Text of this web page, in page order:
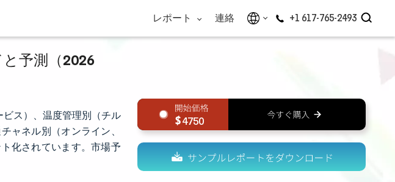
レポート 連絡 +1 617-765-2493
予測（2026
ス）、温度管理別（チル
ャネル別（オンライン、
化されています。市場予
4750